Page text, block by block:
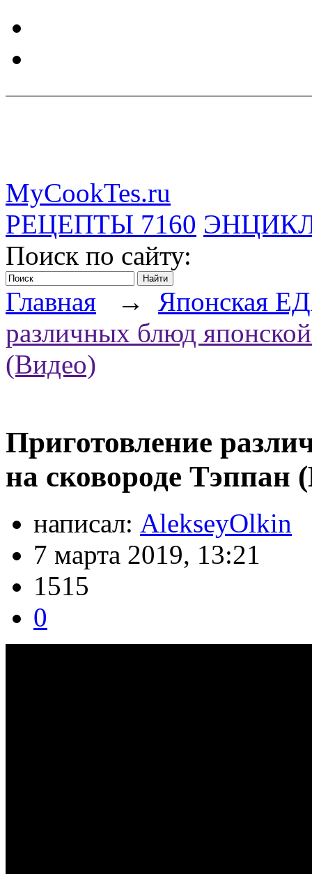
MyCookTes.ru
РЕЦЕПТЫ 7160
Поиск по сайту:
Главная → Японская
различных блюд
(Видео)
Приготовление
на сковороде Тэппан
написал: AlekseyOlkin
7 марта 2019, 13:21
1515
0